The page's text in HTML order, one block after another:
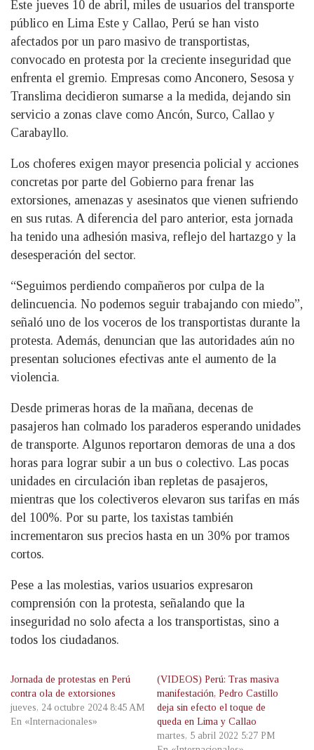
Este jueves 10 de abril, miles de usuarios del transporte
público en Lima Este y Callao, Perú se han visto
afectados por un paro masivo de transportistas,
convocado en protesta por la creciente inseguridad que
enfrenta el gremio. Empresas como Anconero, Sesosa y
Translima decidieron sumarse a la medida, dejando sin
servicio a zonas clave como Ancón, Surco, Callao y
Carabayllo.
Los choferes exigen mayor presencia policial y acciones
concretas por parte del Gobierno para frenar las
extorsiones, amenazas y asesinatos que vienen sufriendo
en sus rutas. A diferencia del paro anterior, esta jornada
ha tenido una adhesión masiva, reflejo del hartazgo y la
desesperación del sector.
“Seguimos perdiendo compañeros por culpa de la
delincuencia. No podemos seguir trabajando con miedo”,
señaló uno de los voceros de los transportistas durante la
protesta. Además, denuncian que las autoridades aún no
presentan soluciones efectivas ante el aumento de la
violencia.
Desde primeras horas de la mañana, decenas de
pasajeros han colmado los paraderos esperando unidades
de transporte. Algunos reportaron demoras de una a dos
horas para lograr subir a un bus o colectivo. Las pocas
unidades en circulación iban repletas de pasajeros,
mientras que los colectiveros elevaron sus tarifas en más
del 100%. Por su parte, los taxistas también
incrementaron sus precios hasta en un 30% por tramos
cortos.
Pese a las molestias, varios usuarios expresaron
comprensión con la protesta, señalando que la
inseguridad no solo afecta a los transportistas, sino a
todos los ciudadanos.
Jornada de protestas en Perú
contra ola de extorsiones
jueves, 24 octubre 2024 8:45 AM
En «Internacionales»
(VIDEOS) Perú: Tras masiva
manifestación, Pedro Castillo
deja sin efecto el toque de
queda en Lima y Callao
martes, 5 abril 2022 5:27 PM